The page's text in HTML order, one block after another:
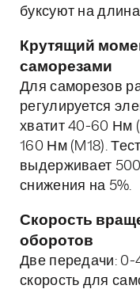
буксуют на
Крутящий
саморезами
Для саморезов
регулируется
хватит 40-60 Нм
160 Нм (M18).
выдерживает
снижения на 5%.
Скорость
оборотов
Две передачи: 0-
скорость для